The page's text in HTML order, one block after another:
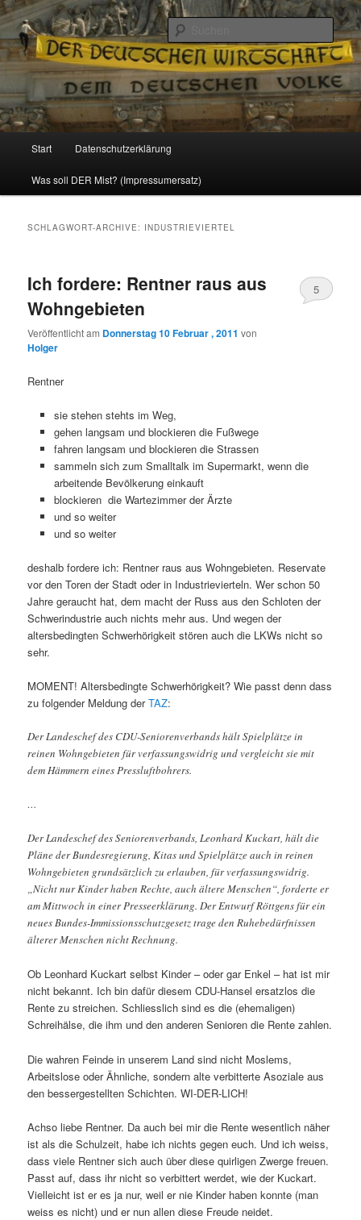
Reizzentrum
Politik, Wirtschaft, Soziales und Gesellschaft
Zum
Inhalt
Zum
sekundären
Start Datenschutzerklärung
Was soll DER Mist? (Impressumersatz)
SCHLAGWORT-ARCHIVE: INDUSTRIEVIERTEL
Ich fordere: Rentner raus aus
Wohngebieten
Veröffentlicht am Donnerstag 10 Februar , 2011 von
Holger
5
Rentner
sie stehen stehts im Weg,
gehen langsam und blockieren die Fußwege
fahren langsam und blockieren die Strassen
sammeln sich zum Smalltalk im Supermarkt, wenn die
arbeitende Bevölkerung einkauft
blockieren die Wartezimmer der Ärzte
und so weiter
und so weiter
deshalb fordere ich: Rentner raus aus Wohngebieten. Reservate
vor den Toren der Stadt oder in Industrievierteln. Wer schon 50
Jahre geraucht hat, dem macht der Russ aus den Schloten der
Schwerindustrie auch nichts mehr aus. Und wegen der
altersbedingten Schwerhörigkeit stören auch die LKWs nicht so
sehr.
MOMENT! Altersbedingte Schwerhörigkeit? Wie passt denn dass
zu folgender Meldung derTAZ:
Der Landeschef des CDU-Seniorenverbands hält Spielplätze in
reinen Wohngebieten für verfassungswidrig und vergleicht sie mit
dem Hämmern eines Pressluftbohrers.
…
Der Landeschef des Seniorenverbands, Leonhard Kuckart, hält die
Pläne der Bundesregierung, Kitas und Spielplätze auch in reinen
Wohngebieten grundsätzlich zu erlauben, für verfassungswidrig.
„Nicht nur Kinder haben Rechte, auch ältere Menschen“, forderte er
am Mittwoch in einer Presseerklärung. Der Entwurf Röttgens für ein
neues Bundes-Immissionsschutzgesetz trage den Ruhebedürfnissen
älterer Menschen nicht Rechnung.
Ob Leonhard Kuckart selbst Kinder – oder gar Enkel – hat ist mir
nicht bekannt. Ich bin dafür diesem CDU-Hansel ersatzlos die
Rente zu streichen. Schliesslich sind es die (ehemaligen)
Schreihälse, die ihm und den anderen Senioren die Rente zahlen.
Die wahren Feinde in unserem Land sind nicht Moslems,
Arbeitslose oder Ähnliche, sondern alte verbitterte Asoziale aus
den bessergestellten Schichten. WI-DER-LICH!
Achso liebe Rentner. Da auch bei mir die Rente wesentlich näher
ist als die Schulzeit, habe ich nichts gegen euch. Und ich weiss,
dass viele Rentner sich auch über diese quirligen Zwerge freuen.
Passt auf, dass ihr nicht so verbittert werdet, wie der Kuckart.
Vielleicht ist er es ja nur, weil er nie Kinder haben konnte (man
weiss es nicht) und er nun allen diese Freude neidet.